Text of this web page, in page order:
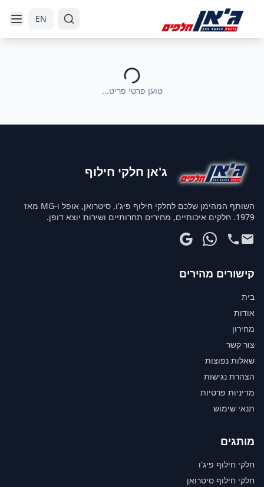
EN
טוען פרטי פריט...
ג'אן חלקי חילוף
השותף המהימן שלכם לחלקי חילוף פיג'ו, סיטרואן, אופל ו-MG מאז
1979. חלקים איכותיים, מחירים תחרותיים ושירות יוצא דופן.
קישורים מהירים
בית
אודות
מחירון
צור קשר
שאלות נפוצות
הצהרת נגישות
מדיניות פרטיות
תנאי שימוש
מותגים
חלקי חילוף פיג'ו
חלקי חילוף סיטרואן